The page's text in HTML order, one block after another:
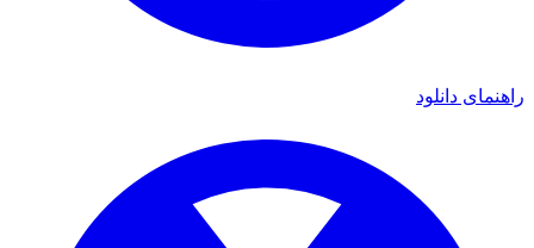
دانلود